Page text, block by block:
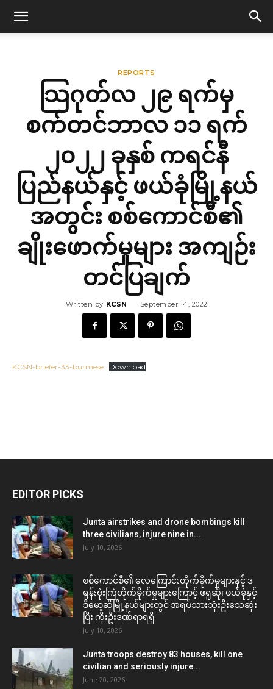
REPORTS
သြဂုတ်လ ၂၉ ရက်မှ
စက်တင်ဘာလ ၁၁ ရက်
၂၀၂၂ ခုနှစ် ကရင်နီ
ပြည်နယ်နှင့် ဖယ်ခုံမြို့နယ်
အတွင်း စစ်ကောင်စီ၏
ချိုးဖောက်မှုများ အကျဉ်း
တင်ပြချက်
Written by KCSN September 14, 2022
KCSN-briefer-33-burmese Download
EDITOR PICKS
Junta airstrikes and drone bombings kill
three civilians, injure nine in...
July 10, 2026
စစ်ကောင်စီ၏ လေကြောင်းတိုက်ခိုက်မှုများနှင့် ဒ
ရုန်းဗုံးကြဲတိုက်ခိုက်မှုများကြောင့် ဖရူဆို၊ ဖယ်ခုံနှင့်
ဒီမော့ဆိုမြို့နယ်များတွင် အရပ်သားသုံးဦးသေဆုံး
ပြီး ကိုးဦးဒဏ်ရာရရှိ
July 10, 2026
Junta troops destroy 83 houses, kill one
civilian and seriously injure...
June 20, 2026